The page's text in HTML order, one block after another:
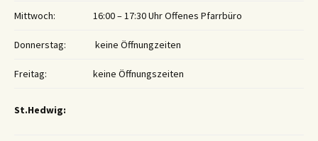
Mittwoch: 16:00 – 17:30 Uhr Offenes Pfarrbüro
Donnerstag: keine Öffnungzeiten
Freitag: keine Öffnungszeiten
St.Hedwig: